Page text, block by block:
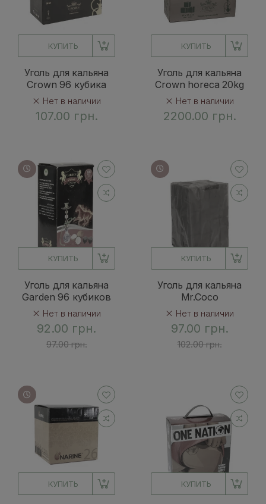
КУПИТЬ
Уголь для кальяна
Crown 96 кубика
Нет в наличии
107.00 грн.
КУПИТЬ
Уголь для кальяна
Crown horeca 20kg
Нет в наличии
2200.00 грн.
КУПИТЬ
Уголь для кальяна
Garden 96 кубиков
Нет в наличии
92.00 грн.
97.00 грн.
КУПИТЬ
Уголь для кальяна
Mr.Coco
Нет в наличии
97.00 грн.
102.00 грн.
КУПИТЬ КУПИТЬ